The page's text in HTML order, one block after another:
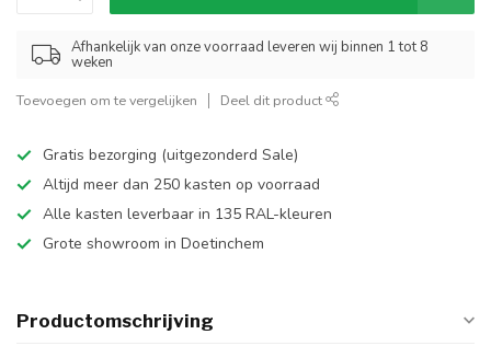
Afhankelijk van onze voorraad leveren wij binnen 1 tot 8
weken
Toevoegen om te vergelijken Deel dit product
Gratis bezorging (uitgezonderd Sale)
Altijd meer dan 250 kasten op voorraad
Alle kasten leverbaar in 135 RAL-kleuren
Grote showroom in Doetinchem
Productomschrijving